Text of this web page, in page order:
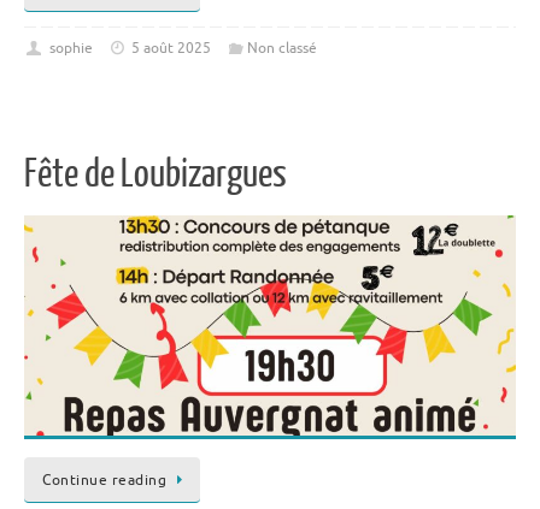
sophie 5 août 2025 Non classé
Fête de Loubizargues
Continue reading